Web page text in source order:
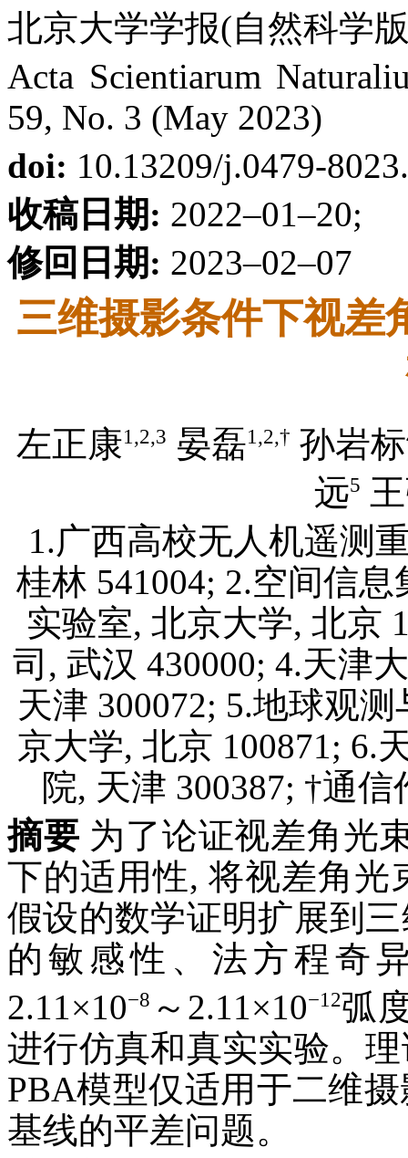
北京大学学报(自然科学
Acta Scientiarum
59, No. 3 (May 2023)
doi: 10.13209/j.0479-
收稿日期: 2022–01–20;
修回日期: 2023–02–07
三维摄影条件下视差
左正康1,2,3 晏磊1,2,† 孙岩标
远5
1.广西高校无人机遥测
桂林 541004; 2.空间信
实验室, 北京大学, 北京
司, 武汉 430000; 4.天津
天津 300072; 5.地球观
京大学, 北京 100871; 6.
院, 天津 300387; †通信
摘要 为了论证视差角光
下的适用性, 将视差角光
假设的数学证明扩展到
的敏感性、法方程奇
2.11×10−8 ～2.11×10−12弧
进行仿真和真实实验。
PBA模型仅适用于二维
基线的平差问题。